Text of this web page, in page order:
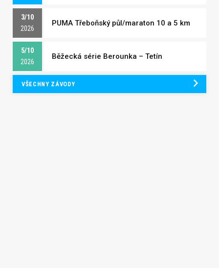
3/10
2026
PUMA Třeboňský půl/maraton 10 a 5 km
5/10
2026
Běžecká série Berounka – Tetín
VŠECHNY ZÁVODY